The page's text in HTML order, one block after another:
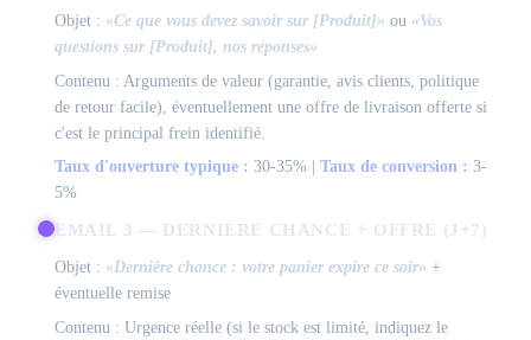
Objet : «Ce que vous devez savoir sur [Produit]» ou «Vos
questions sur [Produit], nos réponses»
Contenu : Arguments de valeur (garantie, avis clients, politique
de retour facile), éventuellement une offre de livraison offerte si
c'est le principal frein identifié.
Taux d'ouverture typique : 30-35% | Taux de conversion : 3-
5%
EMAIL 3 — DERNIÈRE CHANCE + OFFRE (J+7)
Objet : «Dernière chance : votre panier expire ce soir» +
éventuelle remise
Contenu : Urgence réelle (si le stock est limité, indiquez le